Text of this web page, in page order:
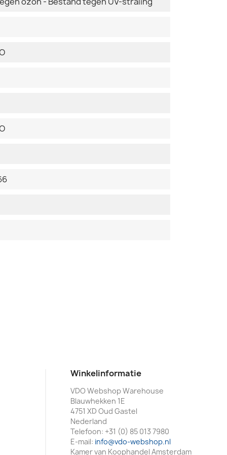
Winkelinformatie
VDO Webshop Warehouse
Blauwhekken 1E
4751 XD Oud Gastel
Nederland
Telefoon: +31 (0) 85 013 7980
E-mail: info@vdo-webshop.nl
Kamer van Koophandel Amsterdam